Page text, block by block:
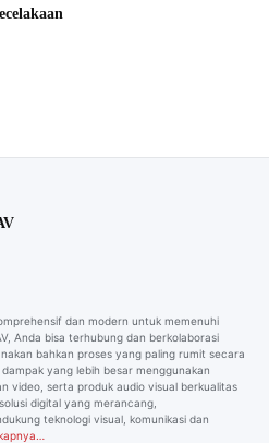
dan modern untuk memenuhi
Anda bisa terhubung dan berkolaborasi
bahkan proses yang paling rumit secara
yang lebih besar menggunakan
video, serta produk audio visual berkualitas
digital yang merancang,
teknologi visual, komunikasi dan